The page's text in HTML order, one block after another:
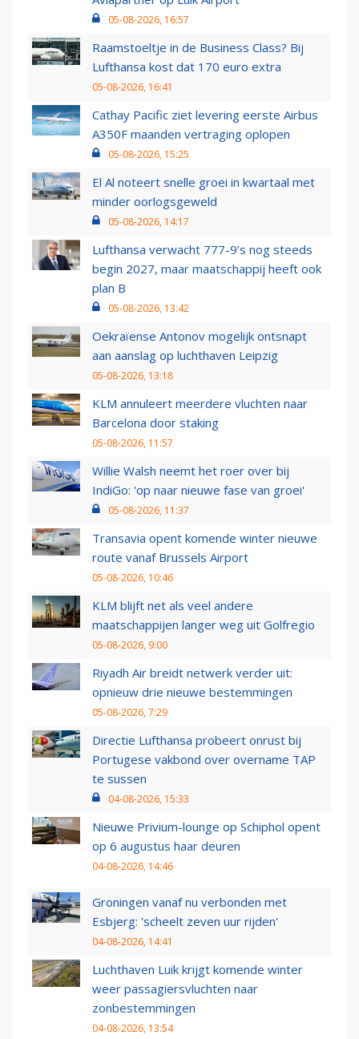
05-08-2026, 16:57
Raamstoeltje in de Business Class? Bij
Lufthansa kost dat 170 euro extra
05-08-2026, 16:41
Cathay Pacific ziet levering eerste Airbus
A350F maanden vertraging oplopen
05-08-2026, 15:25
El Al noteert snelle groei in kwartaal met
minder oorlogsgeweld
05-08-2026, 14:17
Lufthansa verwacht 777-9’s nog steeds
begin 2027, maar maatschappij heeft ook
plan B
05-08-2026, 13:42
Oekraïense Antonov mogelijk ontsnapt
aan aanslag op luchthaven Leipzig
05-08-2026, 13:18
KLM annuleert meerdere vluchten naar
Barcelona door staking
05-08-2026, 11:57
Willie Walsh neemt het roer over bij
IndiGo: 'op naar nieuwe fase van groei'
05-08-2026, 11:37
Transavia opent komende winter nieuwe
route vanaf Brussels Airport
05-08-2026, 10:46
KLM blijft net als veel andere
maatschappijen langer weg uit Golfregio
05-08-2026, 9:00
Riyadh Air breidt netwerk verder uit:
opnieuw drie nieuwe bestemmingen
05-08-2026, 7:29
Directie Lufthansa probeert onrust bij
Portugese vakbond over overname TAP
te sussen
04-08-2026, 15:33
Nieuwe Privium-lounge op Schiphol opent
op 6 augustus haar deuren
04-08-2026, 14:46
Groningen vanaf nu verbonden met
Esbjerg: 'scheelt zeven uur rijden'
04-08-2026, 14:41
Luchthaven Luik krijgt komende winter
weer passagiersvluchten naar
zonbestemmingen
04-08-2026, 13:54